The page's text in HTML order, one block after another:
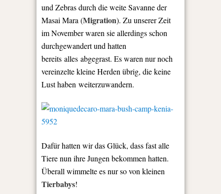
und Zebras durch die weite Savanne der
Masai Mara (Migration). Zu unserer Zeit
im November waren sie allerdings schon
durchgewandert und hatten
bereits alles abgegrast. Es waren nur noch
vereinzelte kleine Herden übrig, die keine
Lust haben weiterzuwandern.
Dafür hatten wir das Glück, dass fast alle
Tiere nun ihre Jungen bekommen hatten.
Überall wimmelte es nur so von kleinen
Tierbabys!